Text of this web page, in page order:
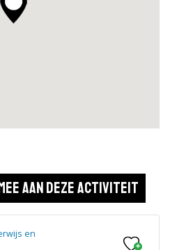
aan deze activiteit
en